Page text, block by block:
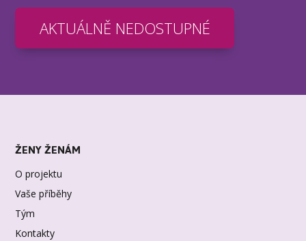
AKTUÁLNĚ NEDOSTUPNÉ
ŽENY ŽENÁM
O projektu
Vaše příběhy
Tým
Kontakty